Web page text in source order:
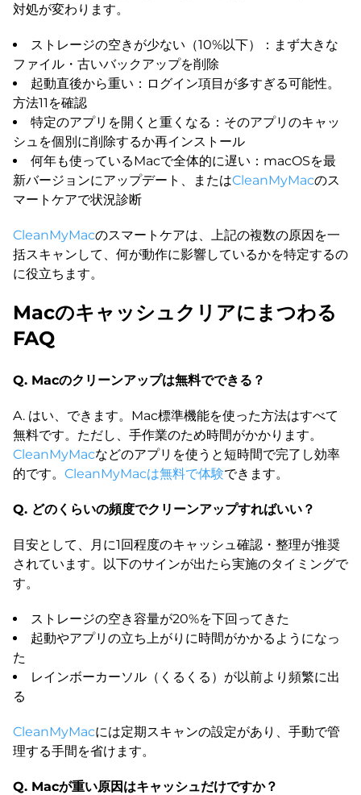
対処が変わります。
ストレージの空きが少ない（10%以下）：まず大きな
ファイル・古いバックアップを削除
起動直後から重い：ログイン項目が多すぎる可能性。
方法11を確認
特定のアプリを開くと重くなる：そのアプリのキャッ
シュを個別に削除するか再インストール
何年も使っているMacで全体的に遅い：macOSを最
新バージョンにアップデート、またはCleanMyMacのス
マートケアで状況診断
CleanMyMacのスマートケアは、上記の複数の原因を一
括スキャンして、何が動作に影響しているかを特定するの
に役立ちます。
Macのキャッシュクリアにまつわる
FAQ
Q. Macのクリーンアップは無料でできる？
A. はい、できます。Mac標準機能を使った方法はすべて
無料です。ただし、手作業のため時間がかかります。
CleanMyMacなどのアプリを使うと短時間で完了し効率
的です。 CleanMyMacは無料で体験できます。
Q. どのくらいの頻度でクリーンアップすればいい？
目安として、月に1回程度のキャッシュ確認・整理が推奨
されています。以下のサインが出たら実施のタイミングで
す。
ストレージの空き容量が20%を下回ってきた
起動やアプリの立ち上がりに時間がかかるようになっ
た
レインボーカーソル（くるくる）が以前より頻繁に出
る
CleanMyMacには定期スキャンの設定があり、手動で管
理する手間を省けます。
Q. Macが重い原因はキャッシュだけですか？